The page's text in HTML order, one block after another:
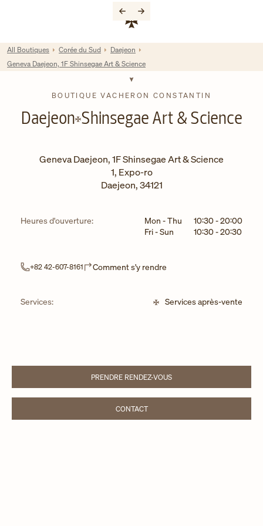
Lien vers le site de l'entreprise
Return to Nav
BOUTIQUE VACHERON CONSTANTIN
Daejeon Shinsegae Art & Science
Geneva Daejeon, 1F Shinsegae Art & Science
1, Expo-ro
Daejeon,34121
Heures d'ouverture: Jour de la semaineHoraires
Mon - Thu 10:30-20:00
Fri - Sun
10:30-20:30
+82 42-607-8161 Comment s'y rendre
Services: Services après-vente
PRENDRE RENDEZ-VOUS
LINK OPENS IN NEW TAB
CONTACTLINK OPENS IN NEW TAB
All Boutiques Corée du Sud
Daejeon
Geneva Daejeon, 1F Shinsegae Art & Science